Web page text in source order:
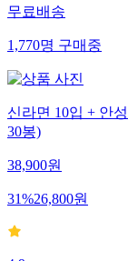
무료배송
1,770명구매중
신라면 10입 + 안
30봉)
38,900원
31%26,800원